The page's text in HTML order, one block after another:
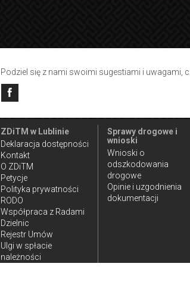
Podziel się z nami swoimi sugestiami i uwagami,
ZDiTM w Lublinie
Deklaracja dostępności
Kontakt
O ZDiTM
Petycje
Polityka prywatności
RODO
Współpraca z Radami
Dzielnic
Rejestr Umów
Ulgi w spłacie
należności
Sprawy drogowe i
wnioski
Wnioski o
odszkodowania
drogowe
Opinie i uzgodnienia
dokumentacji